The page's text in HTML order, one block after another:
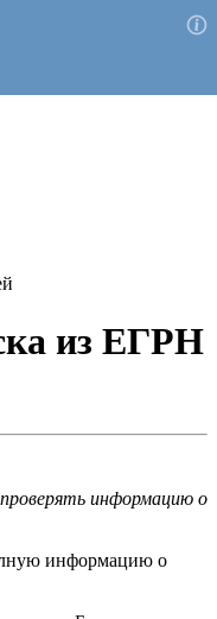
из ЕГРН
информацию о
информацию о